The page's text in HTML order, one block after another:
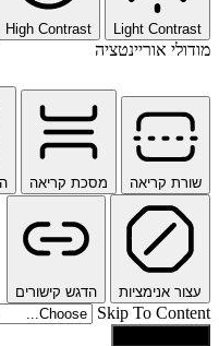
Light Contrast
High Contrast
מודולי אוריינטציה
שורת קריאה מסכת קריאה
עצור אנימציות הדגש קישורים
Skip To Content